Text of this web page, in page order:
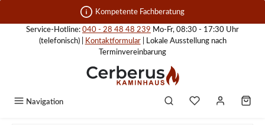
Zum Hauptinhalt springen Kompetente Fachberatung
Service-Hotline: 040 - 28 48 48 239 Mo-Fr, 08:30 - 17:30 Uhr
(telefonisch) |
Kontaktformular| Lokale Ausstellung nach
Terminvereinbarung
Navigation